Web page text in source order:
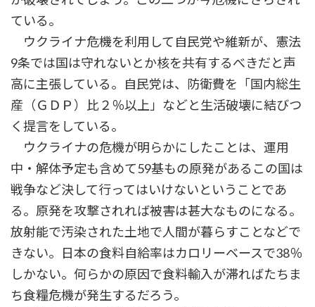
ている。
ウクライナ危機を利用して自民党や維新が、憲法
9条では国は守れないとか核を共有するべきだと声
高に主張している。自民党は、防衛費を「国内総生
産（ＧＤＰ）比２％以上」などと生活破壊に結びつ
く提言をしている。
ウクライナの危機が明らかにしたことは、運用
中・解体予定も含めて59基もの原発があるこの国は
戦争など決して行ってはいけないということであ
る。原発を攻撃されれば被害は甚大なものになる。
放射能で汚染された土地で人間が暮らすことなどで
きない。日本の食料自給率はカロリーベースで38％
しかない。何らかの原因で食料輸入が滞ればたちま
ち食糧危機が発生するだろう。